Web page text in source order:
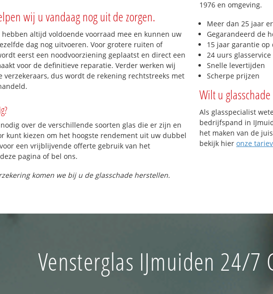
wij u vandaag nog uit de zorgen.
hebben altijd voldoende voorraad mee en kunnen uw
dag nog uitvoeren. Voor grotere ruiten of
eerst een noodvoorziening geplaatst en direct een
voor de definitieve reparatie. Verder werken wij
verzekeraars, dus wordt de rekening rechtstreeks met
over de verschillende soorten glas die er zijn en
kunt kiezen om het hoogste rendement uit uw dubbel
een vrijblijvende offerte gebruik van het
pagina of bel ons.
komen we bij u de glasschade herstellen.
1976 en omgeving.
Meer dan 25 jaar
Gegarandeerd de
15 jaar garantie
24 uurs glasservice
Snelle levertijden
Scherpe prijzen
Wilt u
Als glasspecialist
bedrijfspand in
het maken van de
bekijk hier onze
Vensterglas IJmuiden 24/7